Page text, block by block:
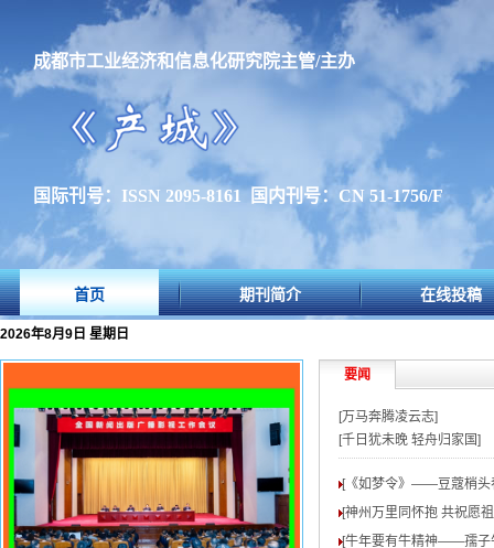
成都市工业经济和信息化研究院主管/主办
国际刊号：ISSN 2095-8161 国内刊号：CN 51-1756/F
首页 期刊简介 在线投稿
2026年8月9日 星期日
要闻
[万马奔腾凌云志]
[千日犹未晚 轻舟归家国]
[《如梦令》——豆蔻梢头
[神州万里同怀抱 共祝愿
[牛年要有牛精神——孺子